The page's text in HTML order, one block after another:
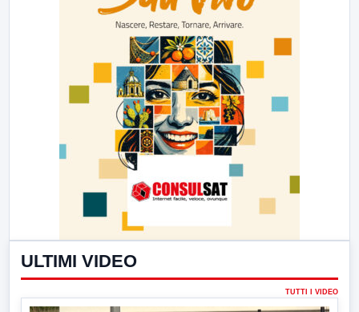
ULTIMI VIDEO
TUTTI I VIDEO